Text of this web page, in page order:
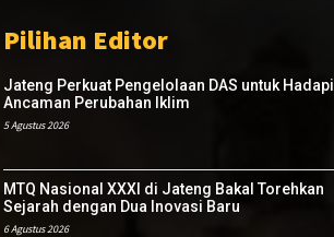
Pilihan Editor
Jateng Perkuat Pengelolaan DAS untuk Hadapi
Ancaman Perubahan Iklim
5 Agustus 2026
MTQ Nasional XXXI di Jateng Bakal Torehkan
Sejarah dengan Dua Inovasi Baru
6 Agustus 2026